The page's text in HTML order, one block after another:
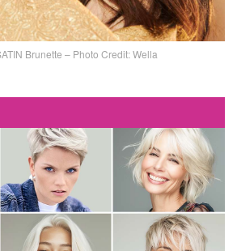
Brunette – Photo Credit: Wella